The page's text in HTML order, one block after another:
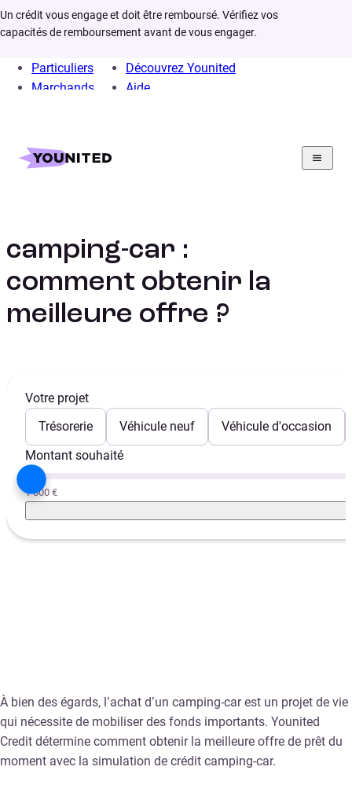
Un crédit vous engage et doit être remboursé. Vérifiez vos
capacités de remboursement avant de vous engager.
Particuliers
Marchands
Découvrez Younited
Aide
Home
Calculs
Simulation credit camping car
camping-car :
comment obtenir la
meilleure offre ?
Votre projet
Trésorerie
Véhicule neuf
Véhicule d'occasion
Montant souhaité
1 000 €
À bien des égards, l’achat d’un camping-car est un projet de vie
qui nécessite de mobiliser des fonds importants. Younited
Credit détermine comment obtenir la meilleure offre de prêt du
moment avec la simulation de crédit camping-car.